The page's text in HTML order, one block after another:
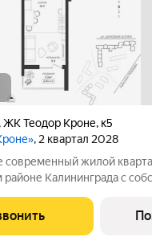
,ЖК Теодор Кроне, к5
, 2 квартал 2028
в
Калининграда с
качество, эстетику и
99%